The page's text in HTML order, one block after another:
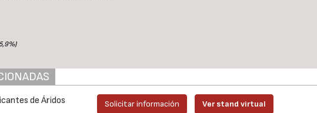
de Áridos Solicitar información Ver stand virtual